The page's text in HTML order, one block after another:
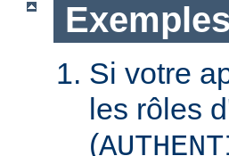
Si votre
les rôles
(